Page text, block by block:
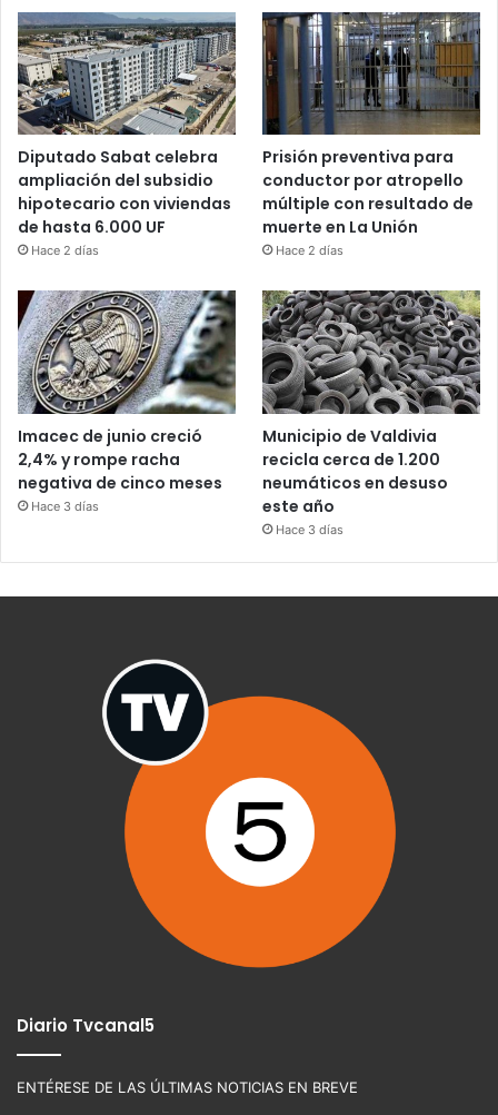
Diputado Sabat celebra
ampliación del subsidio
hipotecario con viviendas
de hasta 6.000 UF
Hace 2 días
Prisión preventiva para
conductor por atropello
múltiple con resultado de
muerte en La Unión
Hace 2 días
Imacec de junio creció
2,4% y rompe racha
negativa de cinco meses
Hace 3 días
Municipio de Valdivia
recicla cerca de 1.200
neumáticos en desuso
este año
Hace 3 días
Diario Tvcanal5
ENTÉRESE DE LAS ÚLTIMAS NOTICIAS EN BREVE